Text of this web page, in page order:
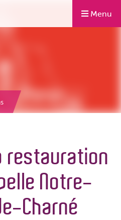
Menu
restauration
Notre-
Charné